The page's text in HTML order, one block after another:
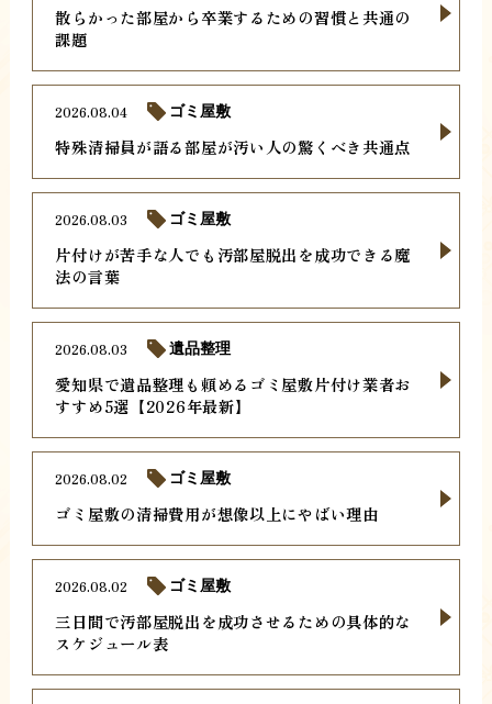
散らかった部屋から卒業するための習慣と共通の
課題
特殊清掃員が語る部屋が汚い人の驚くべき共通点
2026.08.04 ゴミ屋敷
片付けが苦手な人でも汚部屋脱出を成功できる魔
法の言葉
2026.08.03 ゴミ屋敷
愛知県で遺品整理も頼めるゴミ屋敷片付け業者お
すすめ5選【2026年最新】
2026.08.03 遺品整理
ゴミ屋敷の清掃費用が想像以上にやばい理由
2026.08.02 ゴミ屋敷
三日間で汚部屋脱出を成功させるための具体的な
スケジュール表
2026.08.02 ゴミ屋敷